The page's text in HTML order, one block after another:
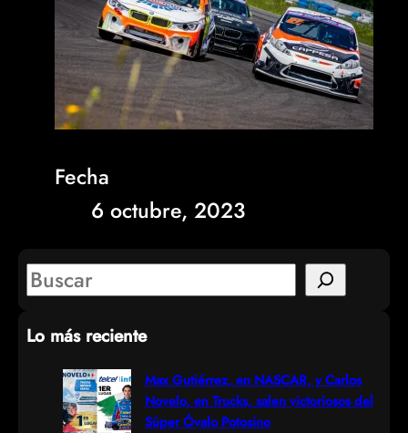
Fecha
6 octubre, 2023
S
a
Lo más reciente
Max Gutiérrez, en NASCAR, y Carlos
Novelo, en Trucks, salen victoriosos del
Súper Óvalo Potosino